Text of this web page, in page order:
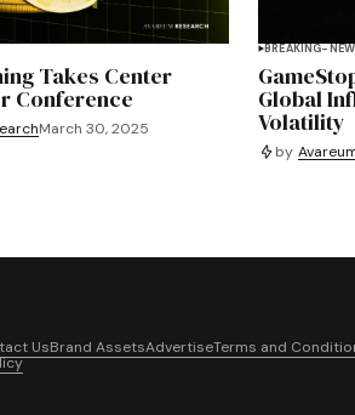
Takes Center
Conference
March 30, 2025
BREAKING-
Global
Volatility
by
UsBrand AssetsAdvertiseTerms and